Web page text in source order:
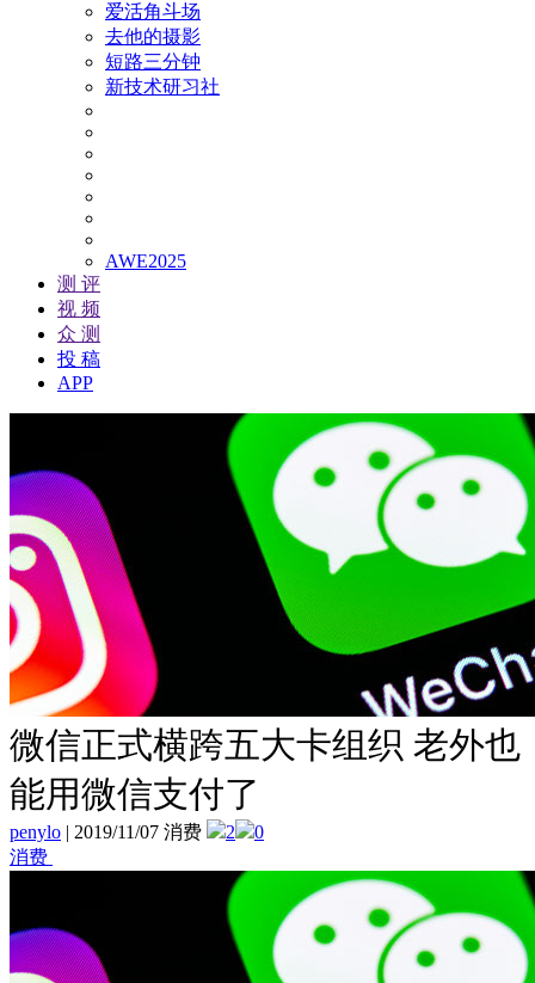
爱活角斗场
去他的摄影
短路三分钟
新技术研习社
AWE2025
测 评
视 频
众 测
投 稿
APP
微信正式横跨五大卡组织 老外也
能用微信支付了
penylo | 2019/11/07 消费 2
0
消费